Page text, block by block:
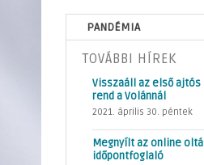
PANDÉMIA
TOVÁBBI HÍREK
Visszaáll az első
rend a Volánnál
2021. április 30. péntek
Megnyílt az online
időpontfoglaló